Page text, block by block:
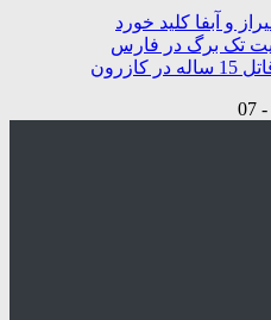
و آبفا کلید خورد
تک برگ در فارس